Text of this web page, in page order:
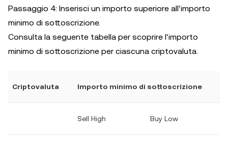
Passaggio 4: Inserisci un importo superiore all'importo
minimo di sottoscrizione.
Consulta la seguente tabella per scoprire l'importo
minimo di sottoscrizione per ciascuna criptovaluta.
Criptovaluta Importo minimo di sottoscrizione
Sell High Buy Low